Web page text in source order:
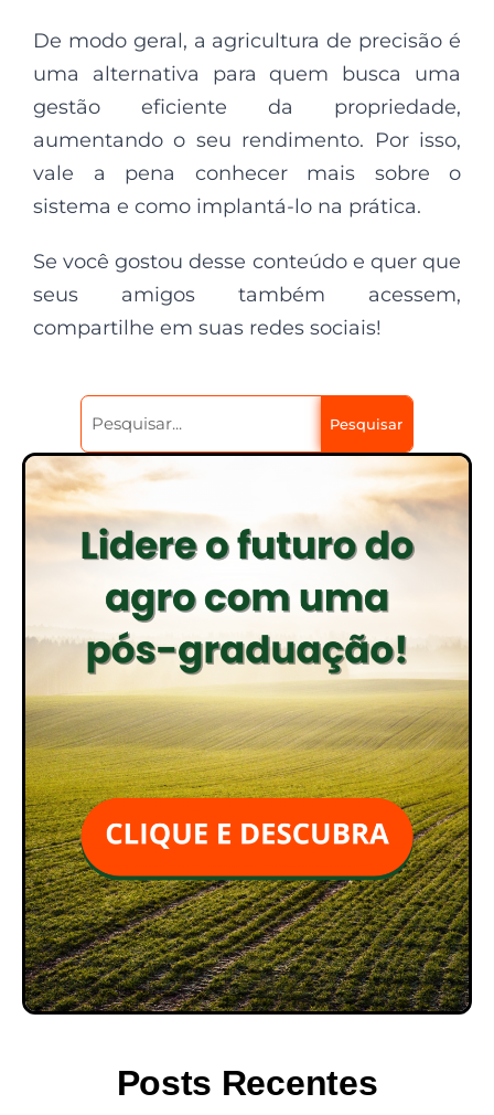
De modo geral, a agricultura de precisão é
uma alternativa para quem busca uma
gestão eficiente da propriedade,
aumentando o seu rendimento. Por isso,
vale a pena conhecer mais sobre o
sistema e como implantá-lo na prática.
Se você gostou desse conteúdo e quer que
seus amigos também acessem,
compartilhe em suas redes sociais!
Pesquisar
Posts Recentes